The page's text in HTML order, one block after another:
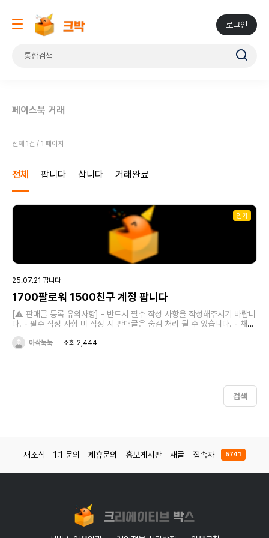
로그인
페이스북 거래
전체 1건 / 1 페이지
전체 팝니다 삽니다 거래완료
인기
25.07.21 팝니다
1700팔로워 1500친구 계정 팝니다
[⚠️ 판매글 등록 유의사항] - 반드시 필수 작성 사항을 작성해주시기 바랍니
다. - 필수 작성 사항 미 작성 시 판매글은 숨김 처리 될 수 있습니다. - 채널
정확한 내용을 작성해주시기 바랍니다. [❗필수 작성 사항] 1. 페이지명 : 이름
다.https://open.kakao.com/o/sGg1d7Hh [✅ 기타 작성 사항] 추가로
아삭눅눅 조회 2,444
검색
새소식 1:1 문의 제휴문의 홍보게시판 새글 접속자 5741